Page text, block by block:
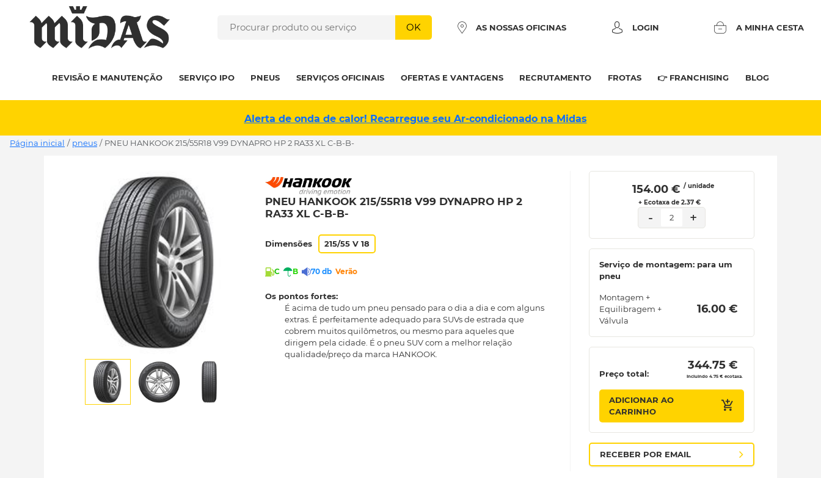
OK AS NOSSAS OFICINAS LOGIN A MINHA CESTA
REVISÃO E MANUTENÇÃO SERVIÇO IPO PNEUS SERVIÇOS OFICINAIS OFERTAS E VANTAGENS RECRUTAMENTO FROTAS 👉 FRANCHISING BLOG
Alerta de onda de calor! Recarregue seu Ar-condicionado na Midas
Página inicial / pneus / PNEU HANKOOK 215/55R18 V99 DYNAPRO HP 2 RA33 XL C-B-B-
PNEU HANKOOK 215/55R18 V99 DYNAPRO HP 2
RA33 XL C-B-B-
Dimensões 215/55 V 18
C B 70 db Verão
Os pontos fortes:
É acima de tudo um pneu pensado para o dia a dia e com alguns
extras. É perfeitamente adequado para SUVs de estrada que
cobrem muitos quilômetros, ou mesmo para aqueles que
dirigem pela cidade. É o pneu SUV com a melhor relação
qualidade/preço da marca HANKOOK.
154.00 € / unidade
+ Ecotaxa de 2.37 €
- 2 +
Serviço de montagem: para um
pneu
Montagem +
Equilibragem +
Válvula
16.00 €
Preço total:
344.75 €
Incluindo 4.75 € ecotaxa.
ADICIONAR AO
CARRINHO
RECEBER POR EMAIL